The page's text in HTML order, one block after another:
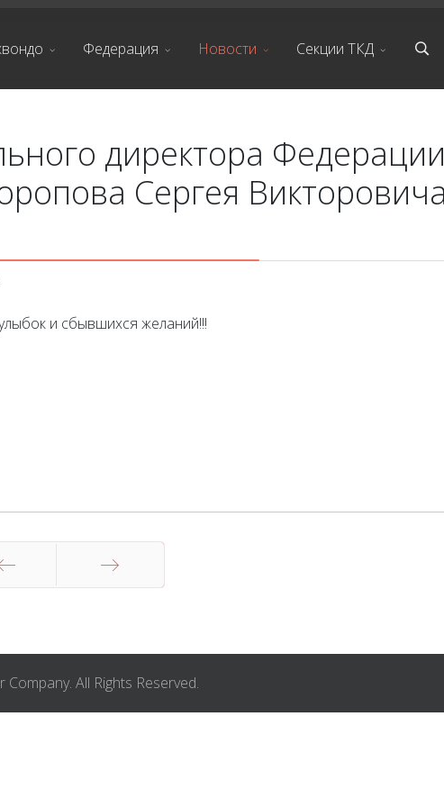
Федерация Новости Секции ТКД
директора Федерации
Сергея
и сбывшихся желаний!!!
All Rights Reserved.